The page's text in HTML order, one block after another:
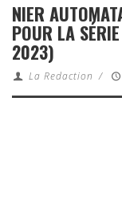
NIER
POUR LA
2023)
La Redaction /